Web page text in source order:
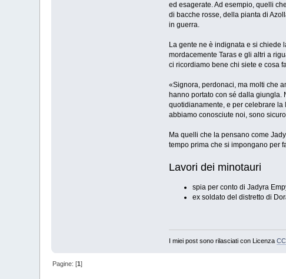
ed esagerate. Ad esempio, quelli
di bacche rosse, della pianta di
in guerra.
La gente ne è indignata e si chiede
mordacemente Taras e gli altri a
ci ricordiamo bene chi siete e cosa
«Signora, perdonaci, ma molti che
hanno portato con sé dalla giungla.
quotidianamente, e per celebrare
abbiamo conosciute noi, sono
Ma quelli che la pensano come
tempo prima che si impongano per
Lavori dei minotauri
spia per conto di Jadyra
ex soldato del distretto di
I miei post sono rilasciati con Licenza
Pagine: [1]